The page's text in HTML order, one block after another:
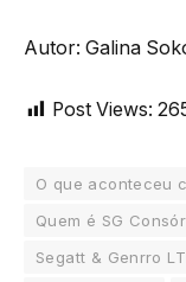
Autor: Galina
Post Views:
O que aconteceu
Quem é SG
Segatt & Genrro